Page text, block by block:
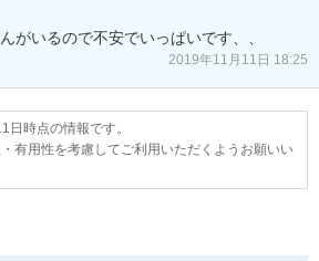
がいるので不安でいっぱいです、、
2019年11月11日 18:25
日時点の情報です。
有用性を考慮してご利用いただくようお願いい